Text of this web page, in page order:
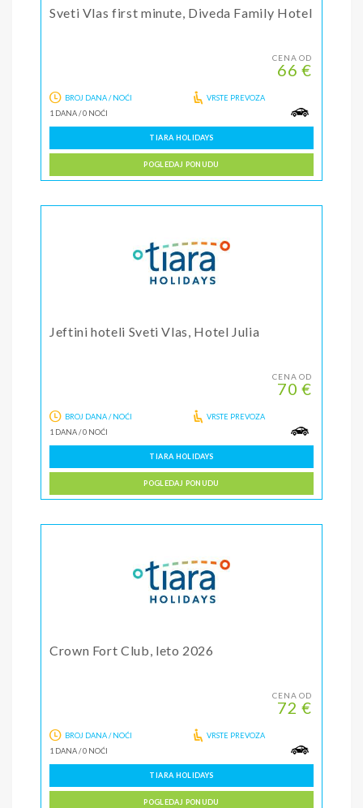
Sveti Vlas first minute, Diveda Family Hotel
CENA OD
66 €
BROJ DANA / NOĆI
1 DANA/0 NOĆI
VRSTE PREVOZA
TIARA HOLIDAYS
POGLEDAJ PONUDU
Jeftini hoteli Sveti Vlas, Hotel Julia
CENA OD
70 €
BROJ DANA / NOĆI
1 DANA/0 NOĆI
VRSTE PREVOZA
TIARA HOLIDAYS
POGLEDAJ PONUDU
Crown Fort Club, leto 2026
CENA OD
72 €
BROJ DANA / NOĆI
1 DANA/0 NOĆI
VRSTE PREVOZA
TIARA HOLIDAYS
POGLEDAJ PONUDU